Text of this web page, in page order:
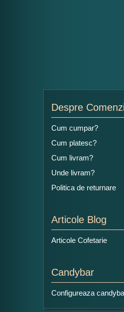
Despre Comenzi
Cum cumpar?
Cum platesc?
Cum livram?
Unde livram?
Politica de returnare
Articole Blog
Articole Cofetarie
Candybar
Configureaza